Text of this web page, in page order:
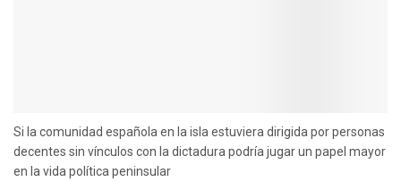
Si la comunidad española en la isla estuviera dirigida por personas
decentes sin vínculos con la dictadura podría jugar un papel mayor
en la vida política peninsular